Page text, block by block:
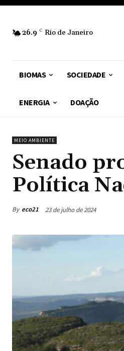
26.9 C Rio de Janeiro
BIOMAS SOCIEDADE
ENERGIA DOAÇÃO
MEIO AMBIENTE
Senado
Política
By eco21 23 de julho de 2024